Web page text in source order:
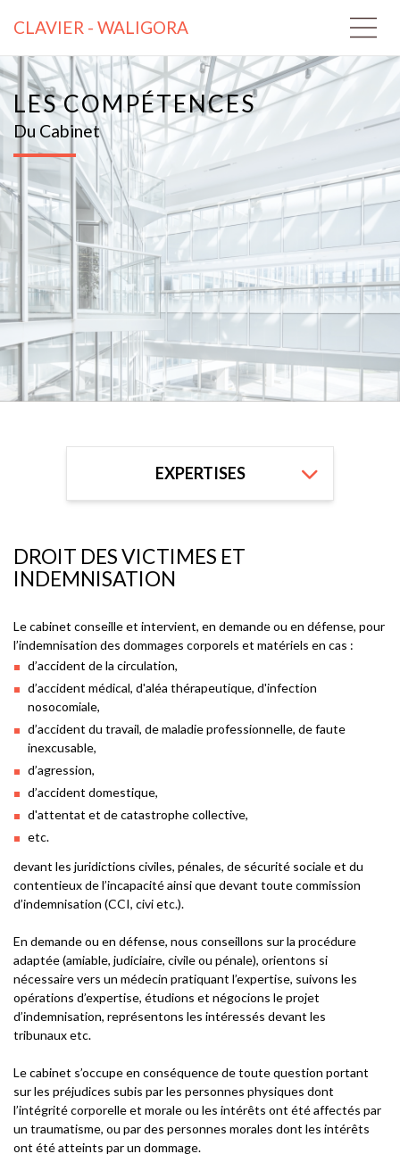
CLAVIER - WALIGORA
LES COMPÉTENCES
Du Cabinet
EXPERTISES
DROIT DES VICTIMES ET
INDEMNISATION
Le cabinet conseille et intervient, en demande ou en défense, pour
l’indemnisation des dommages corporels et matériels en cas :
d’accident de la circulation,
d’accident médical, d'aléa thérapeutique, d'infection
nosocomiale,
d’accident du travail, de maladie professionnelle, de faute
inexcusable,
d’agression,
d’accident domestique,
d'attentat et de catastrophe collective,
etc.
devant les juridictions civiles, pénales, de sécurité sociale et du
contentieux de l’incapacité ainsi que devant toute commission
d’indemnisation (CCI, civi etc.).
En demande ou en défense, nous conseillons sur la procédure
adaptée (amiable, judiciaire, civile ou pénale), orientons si
nécessaire vers un médecin pratiquant l’expertise, suivons les
opérations d’expertise, étudions et négocions le projet
d’indemnisation, représentons les intéressés devant les
tribunaux etc.
Le cabinet s’occupe en conséquence de toute question portant
sur les préjudices subis par les personnes physiques dont
l’intégrité corporelle et morale ou les intérêts ont été affectés par
un traumatisme, ou par des personnes morales dont les intérêts
ont été atteints par un dommage.